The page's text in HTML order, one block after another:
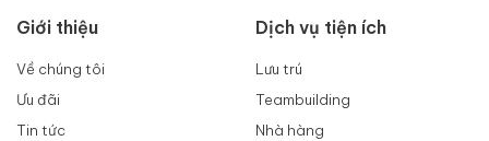
Giới thiệu
Về chúng tôi
Ưu đãi
Tin tức
Dịch vụ tiện ích
Lưu trú
Teambuilding
Nhà hàng